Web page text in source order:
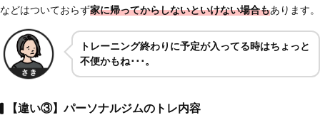
などはついておらず家に帰ってからしないといけない場合もあります。
トレーニング終わりに予定が入ってる時はちょっと
不便かもね･･･。
【違い③】パーソナルジムのトレ内容